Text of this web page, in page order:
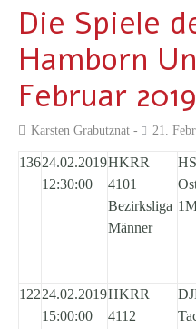
Die Spiele
Hamborn
Februar
Karsten Grabutznat 21.
13624.02.2019
12:30:00
HKRR
4101
Bezirksliga
Männer
12224.02.2019
15:00:00
HKRR
4112